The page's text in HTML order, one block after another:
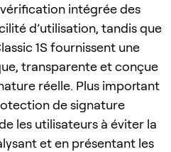
intégrée des
d’utilisation, tandis que
1S fournissent une
transparente et conçue
réelle. Plus important
de signature
les utilisateurs à éviter la
et en présentant les